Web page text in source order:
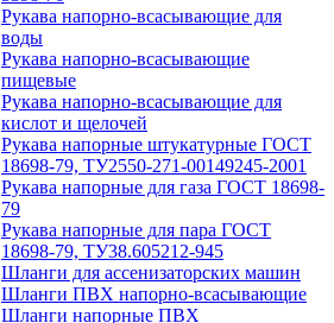
Рукава напорно-всасывающие для
воды
Рукава напорно-всасывающие
пищевые
Рукава напорно-всасывающие для
кислот и щелочей
Рукава напорные штукатурные ГОСТ
18698-79, ТУ2550-271-00149245-2001
Рукава напорные для газа ГОСТ 18698-
79
Рукава напорные для пара ГОСТ
18698-79, ТУ38.605212-945
Шланги для ассенизаторских машин
Шланги ПВХ напорно-всасывающие
Шланги напорные ПВХ